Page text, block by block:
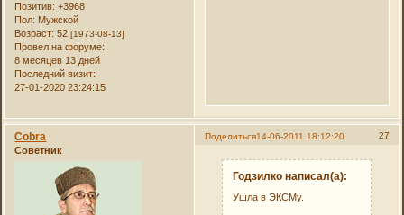
Позитив: +3968
Пол: Мужской
Возраст: 52[1973-08-13]
Провел на форуме:
8 месяцев 13 дней
Последний визит:
27-01-2020 23:24:15
Поделиться 27
14-06-2011 18:12:20
Cobra
Советник
Годзилко написал(а):
Ушла в ЭКСМу.